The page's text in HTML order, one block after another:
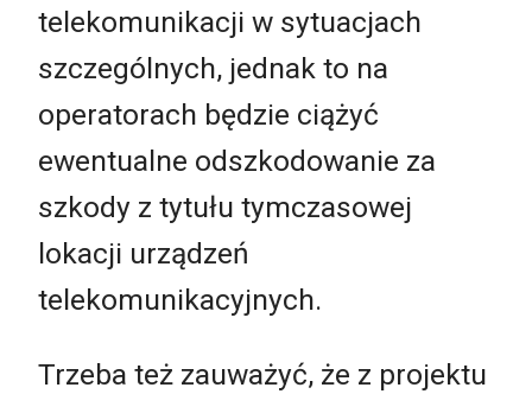
telekomunikacji w sytuacjach
szczególnych, jednak to na
operatorach będzie ciążyć
ewentualne odszkodowanie za
szkody z tytułu tymczasowej
lokacji urządzeń
telekomunikacyjnych.
Trzeba też zauważyć, że z projektu